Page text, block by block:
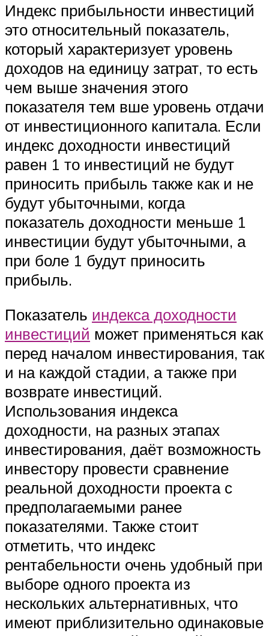
Индекс прибыльности инвестиций
это относительный показатель,
который характеризует уровень
доходов на единицу затрат, то есть
чем выше значения этого
показателя тем вше уровень отдачи
от инвестиционного капитала. Если
индекс доходности инвестиций
равен 1 то инвестиций не будут
приносить прибыль также как и не
будут убыточными, когда
показатель доходности меньше 1
инвестиции будут убыточными, а
при боле 1 будут приносить
прибыль.
Показатель индекса доходности
инвестиций может применяться как
перед началом инвестирования, так
и на каждой стадии, а также при
возврате инвестиций.
Использования индекса
доходности, на разных этапах
инвестирования, даёт возможность
инвестору провести сравнение
реальной доходности проекта с
предполагаемыми ранее
показателями. Также стоит
отметить, что индекс
рентабельности очень удобный при
выборе одного проекта из
нескольких альтернативных, что
имеют приблизительно одинаковые